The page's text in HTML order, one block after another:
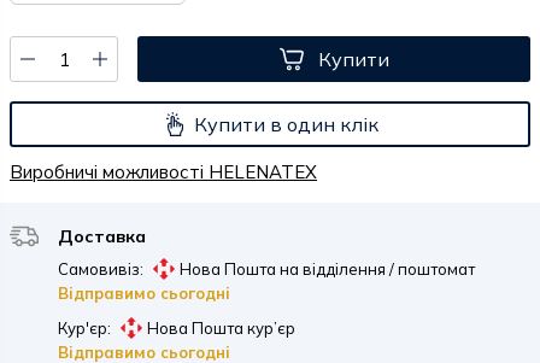
Купити
Купити в один клік
Виробничі можливості HELENATEX
Доставка
Самовивіз:
Нова Пошта на відділення / поштомат
Відправимо сьогодні
Кур'єр:
Нова Пошта кур’єр
Відправимо сьогодні